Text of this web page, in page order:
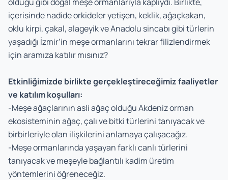
içerisinde nadide orkideler yetişen, keklik, ağaçkakan,
oklu kirpi, çakal, alageyik ve Anadolu sincabı gibi türlerin
yaşadığı İzmir’in meşe ormanlarını tekrar filizlendirmek
için aramıza katılır mısınız?
Etkinliğimizde birlikte gerçekleştireceğimiz faaliyetler
ve katılım koşulları:
-Meşe ağaçlarının asli ağaç olduğu Akdeniz orman
ekosisteminin ağaç, çalı ve bitki türlerini tanıyacak ve
birbirleriyle olan ilişkilerini anlamaya çalışacağız.
-Meşe ormanlarında yaşayan farklı canlı türlerini
tanıyacak ve meşeyle bağlantılı kadim üretim
yöntemlerini öğreneceğiz.